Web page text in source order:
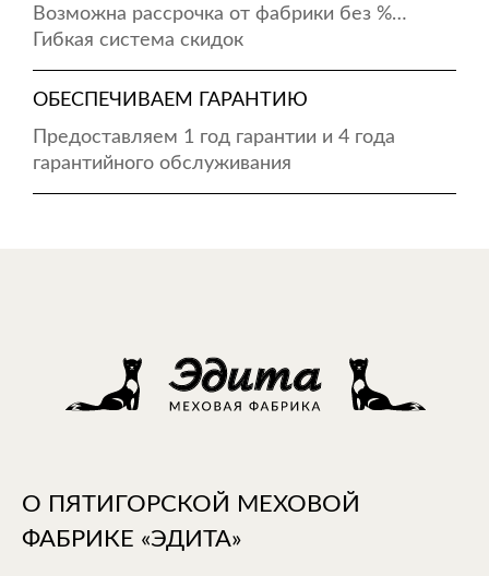
Возможна рассрочка от фабрики без %…
Гибкая система скидок
ОБЕСПЕЧИВАЕМ ГАРАНТИЮ
Предоставляем 1 год гарантии и 4 года
гарантийного обслуживания
О ПЯТИГОРСКОЙ МЕХОВОЙ
ФАБРИКЕ «ЭДИТА»